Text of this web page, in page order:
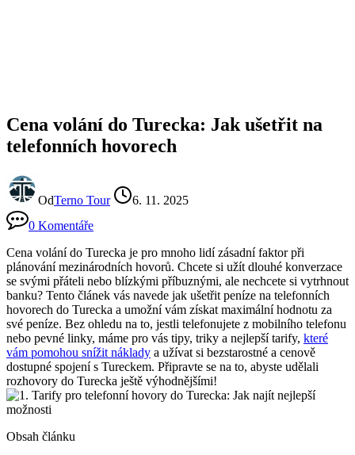
Cena volání do Turecka: Jak ušetřit na
telefonních hovorech
OdTerno Tour
6. 11. 2025
0 Komentáře
Cena volání do Turecka je pro mnoho lidí zásadní faktor při
plánování mezinárodních hovorů. Chcete si užít dlouhé konverzace
se svými přáteli nebo blízkými příbuznými, ale nechcete si vytrhnout
banku? Tento článek vás navede jak ušetřit peníze na telefonních
hovorech do Turecka a umožní vám získat maximální hodnotu za
své peníze. Bez ohledu na to, jestli telefonujete z mobilního telefonu
nebo pevné linky, máme pro vás tipy, triky a nejlepší tarify, které
vám pomohou snížit náklady a užívat si bezstarostné a cenově
dostupné spojení s Tureckem. Připravte se na to, abyste udělali
rozhovory do Turecka ještě výhodnějšími!
Obsah článku